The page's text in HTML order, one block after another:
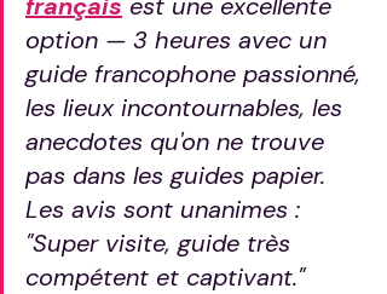
option — 3 heures avec un
guide francophone passionné,
les lieux incontournables, les
anecdotes qu'on ne trouve
pas dans les guides papier.
Les avis sont unanimes :
"Super visite, guide très
compétent et captivant."